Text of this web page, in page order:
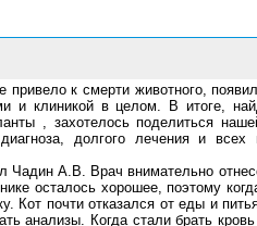
привело к смерти животного,
и клиникой в целом. В итоге,
, захотелось поделиться
долгого лечения и всех
Чадин А.В. Врач внимательно
осталось хорошее, поэтому
Кот почти отказался от еды и
анализы. Когда стали брать